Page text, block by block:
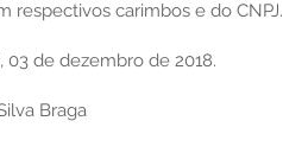
respectivos carimbos e do CNPJ.
03 de dezembro de 2018.
Braga